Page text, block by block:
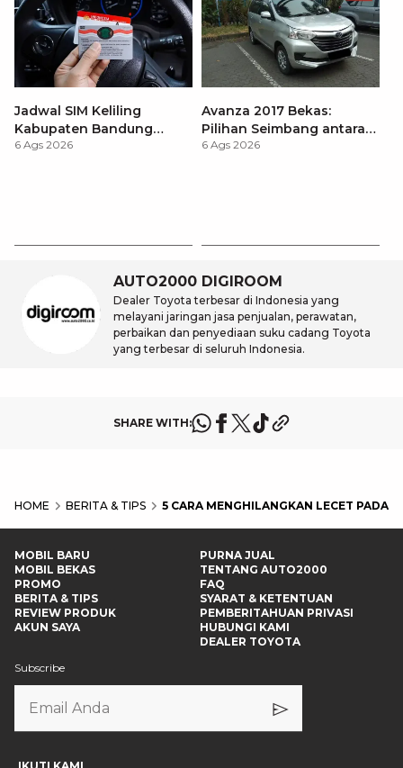
Jadwal SIM Keliling
Kabupaten Bandung
Terbaru 2026 dan
6 Ags 2026
Avanza 2017 Bekas:
Pilihan Seimbang antara
Harga dan Fitur Modern
6 Ags 2026
AUTO2000 DIGIROOM
Dealer Toyota terbesar di Indonesia yang
melayani jaringan jasa penjualan, perawatan,
perbaikan dan penyediaan suku cadang Toyota
yang terbesar di seluruh Indonesia.
SHARE WITH:
HOME BERITA & TIPS 5 CARA MENGHILANGKAN LECET PADA
MOBIL BARU
MOBIL BEKAS
PROMO
BERITA & TIPS
REVIEW PRODUK
AKUN SAYA
PURNA JUAL
TENTANG AUTO2000
FAQ
SYARAT & KETENTUAN
PEMBERITAHUAN PRIVASI
HUBUNGI KAMI
DEALER TOYOTA
Subscribe